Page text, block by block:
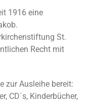
1916 eine
St.
Recht mit
zur Ausleihe bereit:
CD´s, Kinderbücher,